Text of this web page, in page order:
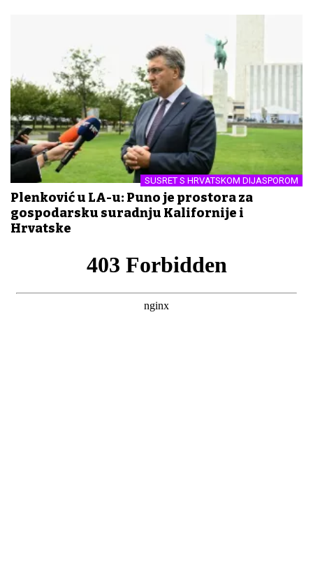
SUSRET S HRVATSKOM DIJASPOROM
Plenković u LA-u: Puno je prostora za
gospodarsku suradnju Kalifornije i
Hrvatske